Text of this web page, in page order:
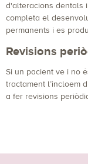
d'alteracions dentals
completa el
permanents i es
Revisions
Si un pacient ve i no
tractament l’incloem
a fer revisions